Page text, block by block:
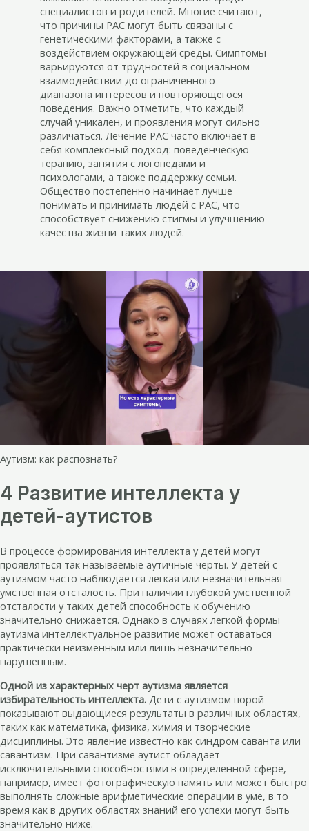
специалистов и родителей. Многие считают,
что причины РАС могут быть связаны с
генетическими факторами, а также с
воздействием окружающей среды. Симптомы
варьируются от трудностей в социальном
взаимодействии до ограниченного
диапазона интересов и повторяющегося
поведения. Важно отметить, что каждый
случай уникален, и проявления могут сильно
различаться. Лечение РАС часто включает в
себя комплексный подход: поведенческую
терапию, занятия с логопедами и
психологами, а также поддержку семьи.
Общество постепенно начинает лучше
понимать и принимать людей с РАС, что
способствует снижению стигмы и улучшению
качества жизни таких людей.
Аутизм: как распознать?
4 Развитие интеллекта у
детей-аутистов
В процессе формирования интеллекта у детей могут
проявляться так называемые аутичные черты. У детей с
аутизмом часто наблюдается легкая или незначительная
умственная отсталость. При наличии глубокой умственной
отсталости у таких детей способность к обучению
значительно снижается. Однако в случаях легкой формы
аутизма интеллектуальное развитие может оставаться
практически неизменным или лишь незначительно
нарушенным.
Одной из характерных черт аутизма является
избирательность интеллекта. Дети с аутизмом порой
показывают выдающиеся результаты в различных областях,
таких как математика, физика, химия и творческие
дисциплины. Это явление известно как синдром саванта или
савантизм. При савантизме аутист обладает
исключительными способностями в определенной сфере,
например, имеет фотографическую память или может быстро
выполнять сложные арифметические операции в уме, в то
время как в других областях знаний его успехи могут быть
значительно ниже.